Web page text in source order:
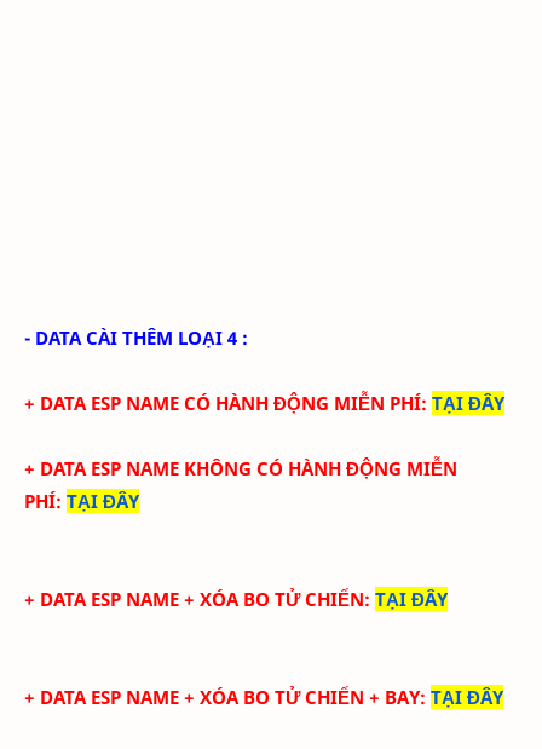
- DATA CÀI THÊM LOẠI 4 :
+ DATA ESP NAME CÓ HÀNH ĐỘNG MIỄN PHÍ: TẠI ĐÂY
+ DATA ESP NAME KHÔNG CÓ HÀNH ĐỘNG MIỄN
PHÍ: TẠI ĐÂY
+ DATA ESP NAME + XÓA BO TỬ CHIẾN: TẠI ĐÂY
+ DATA ESP NAME + XÓA BO TỬ CHIẾN + BAY: TẠI ĐÂY